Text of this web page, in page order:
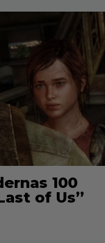
100
of Us”